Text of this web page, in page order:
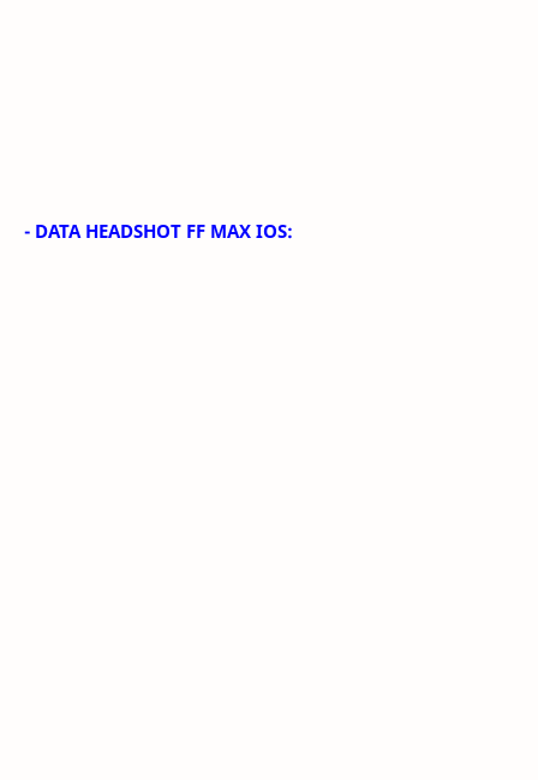
- DATA HEADSHOT FF MAX IOS: